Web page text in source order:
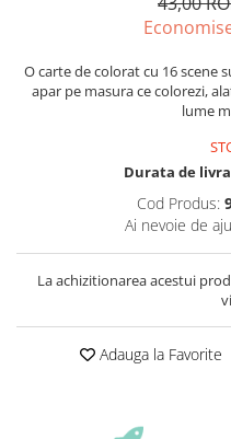
O carte de colorat cu 16 scene
apar pe masura ce colorezi,
lume
Durata de
Cod Produs:
Ai nevoie de
La achizitionarea acestui
Adauga la Favorite